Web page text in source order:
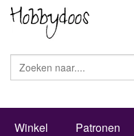
Winkel Patronen